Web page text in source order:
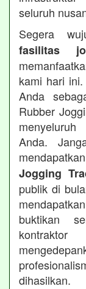
seluruh
Segera
fasilitas
kami hari
Anda
Rubber
Anda.
Jogging
publik di
buktikan
dihasilkan.